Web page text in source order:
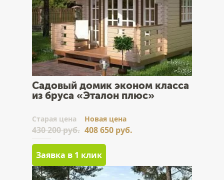
Садовый домик эконом класса
из бруса «Эталон плюс»
Cтарая цена
430 200 руб.
Новая цена
408 650 руб.
Заявка в 1 клик